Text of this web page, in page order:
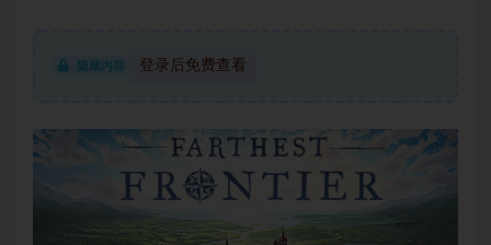
隐藏内容 登录后免费查看